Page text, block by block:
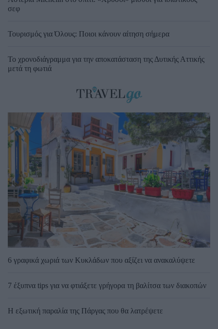
σεφ
Τουρισμός για Όλους: Ποιοι κάνουν αίτηση σήμερα
Το χρονοδιάγραμμα για την αποκατάσταση της Δυτικής Αττικής
μετά τη φωτιά
6 γραφικά χωριά των Κυκλάδων που αξίζει να ανακαλύψετε
7 έξυπνα tips για να φτιάξετε γρήγορα τη βαλίτσα των διακοπών
Η εξωτική παραλία της Πάργας που θα λατρέψετε